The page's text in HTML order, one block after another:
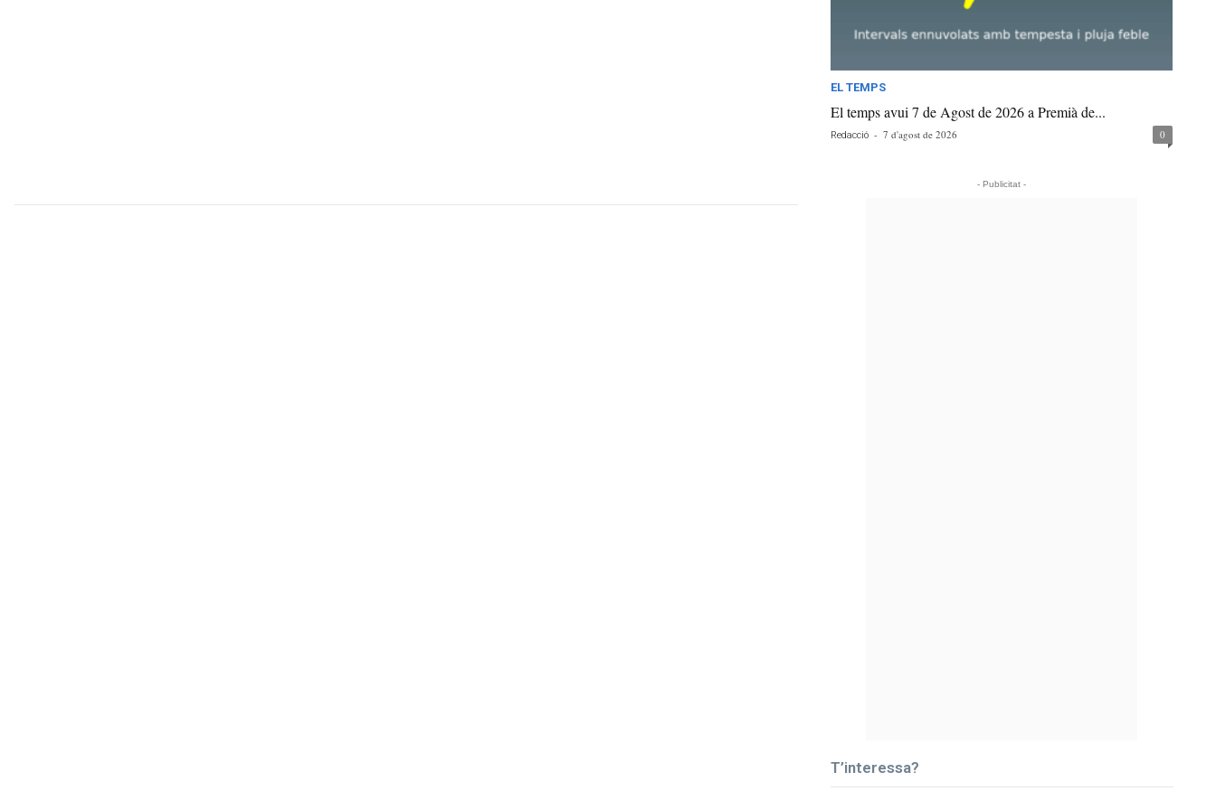
EL TEMPS
El temps avui 7 de Agost de 2026 a Premià de...
Redacció - 7 d'agost de 2026 0
- Publicitat -
T’interessa?